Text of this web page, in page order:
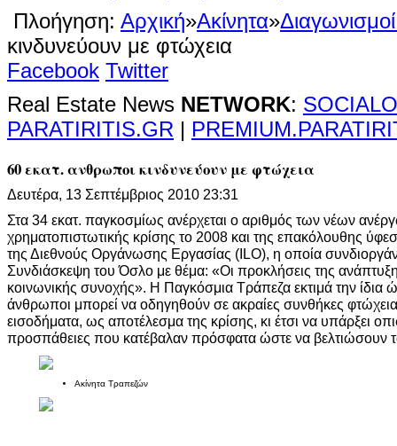
Πλοήγηση: Αρχική»Ακίνητα»
κινδυνεύουν με φτώχεια
Facebook Twitter
Real Estate News NETWORK:
PARATIRITIS.GR |
60 εκατ. ανθρωποι κινδυνεύουν με φτώχεια
Δευτέρα, 13 Σεπτέμβριος 2010 23:31
Στα 34 εκατ. παγκοσμίως ανέρχεται ο αριθμός των νέων
χρηματοπιστωτικής κρίσης το 2008 και της επακόλουθης
της Διεθνούς Οργάνωσης Εργασίας (ILO), η οποία
Συνδιάσκεψη του Όσλο με θέμα: «Οι προκλήσεις της
κοινωνικής συνοχής». Η Παγκόσμια Τράπεζα εκτιμά την
άνθρωποι μπορεί να οδηγηθούν σε ακραίες συνθήκες
εισοδήματα, ως αποτέλεσμα της κρίσης, κι έτσι να υπάρξει
προσπάθειες που κατέβαλαν πρόσφατα ώστε να βελτιώσουν
Ακίνητα Τραπεζών